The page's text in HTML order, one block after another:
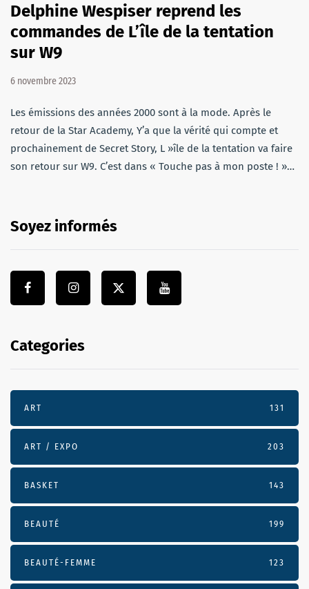
Delphine Wespiser reprend les
commandes de L’île de la tentation
sur W9
6 novembre 2023
Les émissions des années 2000 sont à la mode. Après le
retour de la Star Academy, Y’a que la vérité qui compte et
prochainement de Secret Story, L »île de la tentation va faire
son retour sur W9. C’est dans « Touche pas à mon poste ! »…
Soyez informés
Categories
ART 131
ART / EXPO 203
BASKET 143
BEAUTÉ 199
BEAUTÉ-FEMME 123